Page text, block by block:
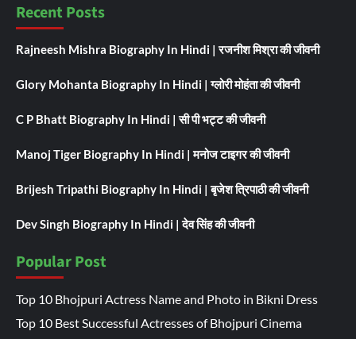
Recent Posts
Rajneesh Mishra Biography In Hindi | रजनीश मिश्रा की जीवनी
Glory Mohanta Biography In Hindi | ग्लोरी मोहंता की जीवनी
C P Bhatt Biography In Hindi | सी पी भट्ट की जीवनी
Manoj Tiger Biography In Hindi | मनोज टाइगर की जीवनी
Brijesh Tripathi Biography In Hindi | बृजेश त्रिपाठी की जीवनी
Dev Singh Biography In Hindi | देव सिंह की जीवनी
Popular Post
Top 10 Bhojpuri Actress Name and Photo in Bikni Dress
Top 10 Best Successful Actresses of Bhojpuri Cinema